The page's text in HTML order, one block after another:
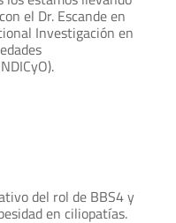
el Dr. Escande en
Investigación en
del rol de BBS4 y
en ciliopatías.